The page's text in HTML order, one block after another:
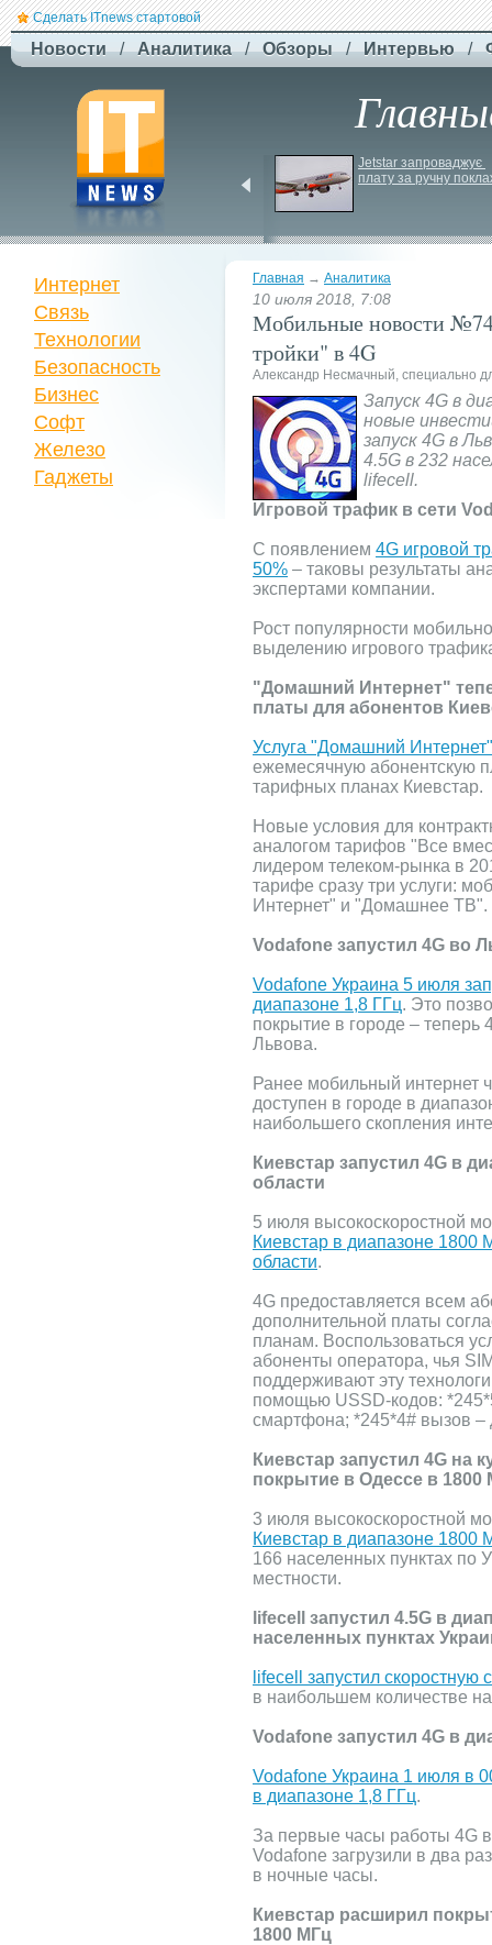
Сделать ITnews стартовой
Новости / Аналитика / Обзоры / Интервью /
виробництво ракет для
Patriot
Jetstar запроваджує
плату за ручну
Главная → Аналитика
10 июля 2018, 7:08
Мобильные новости
тройки" в 4G
Александр Несмачный, специально
Запуск 4G в
новые
запуск 4G в
4.5G в 232
lifecell.
Игровой трафик в сети
C появлением 4G игровой
50% – таковы результаты
экспертами компании.
Рост популярности
выделению игрового
"Домашний Интернет"
платы для абонентов
Услуга "Домашний Интернет"
ежемесячную абонентскую
тарифных планах Киевстар.
Новые условия для
аналогом тарифов "Все
лидером телеком-рынка в
тарифе сразу три услуги:
Интернет" и "Домашнее ТВ".
Vodafone запустил 4G во
Vodafone Украина 5 июля
диапазоне 1,8 ГГц. Это
покрытие в городе – теперь
Львова.
Ранее мобильный интернет
доступен в городе в
наибольшего скопления
Киевстар запустил 4G в
области
5 июля высокоскоростной
Киевстар в диапазоне 1800
области.
4G предоставляется всем
дополнительной платы
планам. Воспользоваться
абоненты оператора, чья
поддерживают эту
помощью USSD-кодов:
смартфона; *245*4# вызов –
Киевстар запустил 4G на
покрытие в Одессе в 1800
3 июля высокоскоростной
Киевстар в диапазоне 1800
166 населенных пунктах по
местности.
lifecell запустил 4.5G в
населенных пунктах
lifecell запустил
в наибольшем количестве
Vodafone запустил 4G в
Vodafone Украина 1 июля в
в диапазоне 1,8 ГГц.
За первые часы работы 4G
Vodafone загрузили в два
в ночные часы.
Киевстар расширил
1800 МГц
Интернет
Связь
Технологии
Безопасность
Бизнес
Софт
Железо
Гаджеты